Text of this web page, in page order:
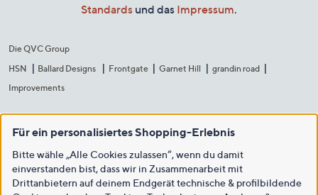
Standards und das Impressum.
Die QVC Group
HSN
Ballard Designs Frontgate Garnet Hill
grandin road
Improvements
Für ein personalisiertes Shopping-Erlebnis
Bitte wähle „Alle Cookies zulassen“, wenn du damit
einverstanden bist, dass wir in Zusammenarbeit mit
Drittanbietern auf deinem Endgerät technische & profilbildende